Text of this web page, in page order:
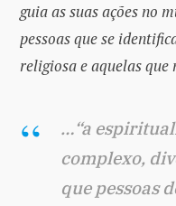
guia as suas ações no
pessoas que se
religiosa e aquelas que
…“a
complexo,
que pessoas